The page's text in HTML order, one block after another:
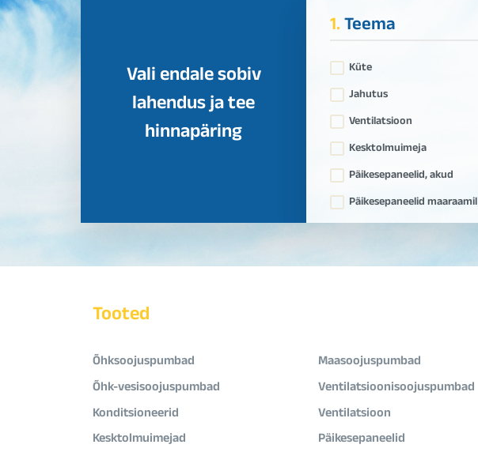
Vali endale sobiv
lahendus ja tee
hinnapäring
1.Teema
Küte
Jahutus
Ventilatsioon
Kesktolmuimeja
Päikesepaneelid, akud
Päikesepaneelid maaraamil
Tooted
Õhksoojuspumbad
Maasoojuspumbad
Õhk-vesisoojuspumbad
Ventilatsioonisoojuspumbad
Konditsioneerid
Ventilatsioon
Kesktolmuimejad
Päikesepaneelid